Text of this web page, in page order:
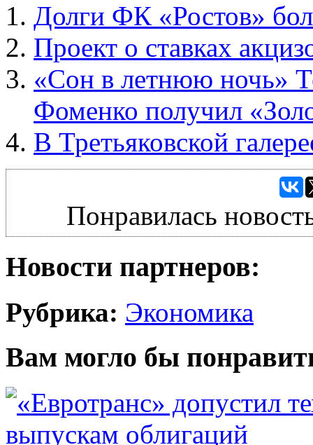
Долги ФК «Ростов»
Проект о ставках
«Сон в летнюю ночь»
Фоменко получил
В Третьяковской
Понравилась
Новости партнеров:
Рубрика: Экономика
Вам могло бы